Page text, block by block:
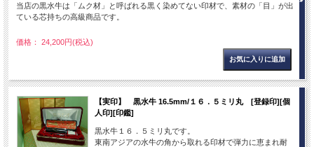
当店の黒水牛は「ムク材」と呼ばれる黒く染めてない印材で、素材の「目」が出
ている芯持ちの高級商品です。
価格： 24,200円(税込)
【実印】 黒水牛 16.5mm/１６．５ミリ丸 [登録印][個
人印][印鑑]
黒水牛１６．５ミリ丸です。
東南アジアの水牛の角から取れる印材で弾力に恵まれ耐